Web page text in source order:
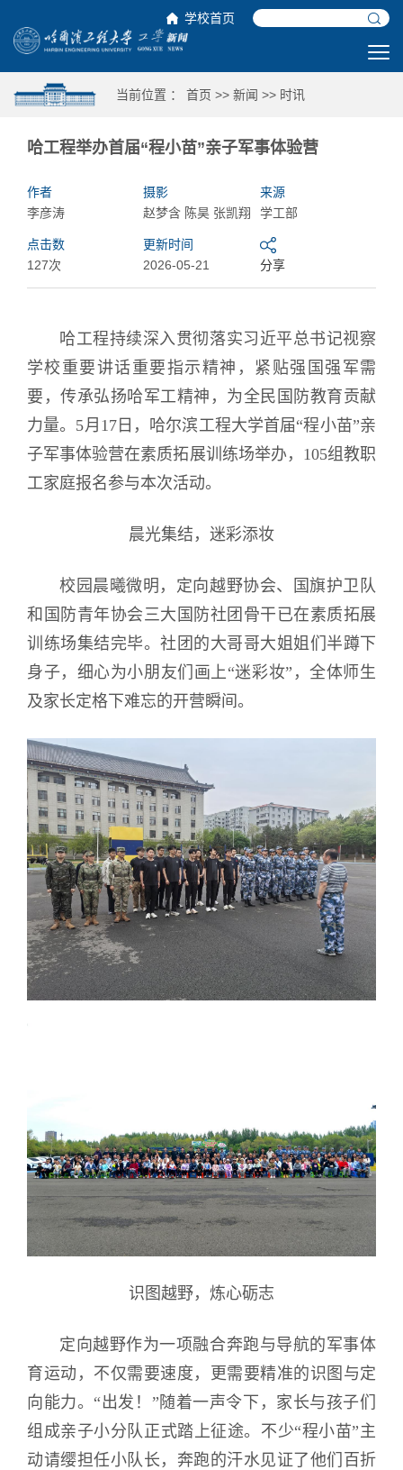
学校首页
当前位置 ： 首页 >> 新闻 >> 时讯
哈工程举办首届“程小苗”亲子军事体验营
作者
李彦涛
摄影
赵梦含 陈昊 张凯翔
来源
学工部
点击数
127次
更新时间
2026-05-21
分享
哈工程持续深入贯彻落实习近平总书记视察
学校重要讲话重要指示精神，紧贴强国强军需
要，传承弘扬哈军工精神，为全民国防教育贡献
力量。5月17日，哈尔滨工程大学首届“程小苗”亲
子军事体验营在素质拓展训练场举办，105组教职
工家庭报名参与本次活动。
晨光集结，迷彩添妆
校园晨曦微明，定向越野协会、国旗护卫队
和国防青年协会三大国防社团骨干已在素质拓展
训练场集结完毕。社团的大哥哥大姐姐们半蹲下
身子，细心为小朋友们画上“迷彩妆”，全体师生
及家长定格下难忘的开营瞬间。
识图越野，炼心砺志
定向越野作为一项融合奔跑与导航的军事体
育运动，不仅需要速度，更需要精准的识图与定
向能力。“出发！”随着一声令下，家长与孩子们
组成亲子小分队正式踏上征途。不少“程小苗”主
动请缨担任小队长，奔跑的汗水见证了他们百折